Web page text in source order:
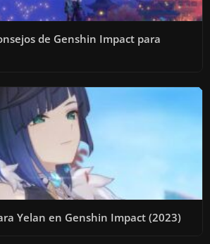
de Genshin Impact para
Yelan en Genshin Impact (2023)